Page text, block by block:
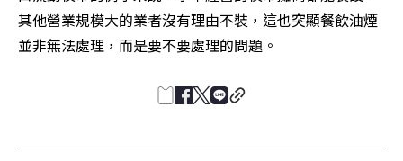
其他營業規模大的業者沒有理由不裝，這也突顯餐飲油煙
並非無法處理，而是要不要處理的問題。